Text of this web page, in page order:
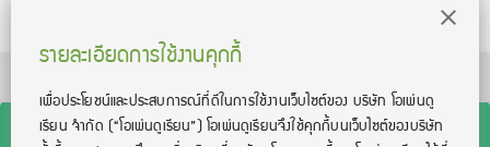
TOEIC® and TOEFL® are registered trademarks of Educational Testing Service
รายละเอียดการใช้งานคุกกี้
เพื่อประโยชน์และประสบการณ์ที่ดีในการใช้งานเว็บไซต์ของ บริษัท โอเพ่นดู
เรียน จํากัด (“โอเพ่นดูเรียน”)โอเพ่นดูเรียนจึงใช้คุกกี้บนเว็บไซต์ของบริษัท